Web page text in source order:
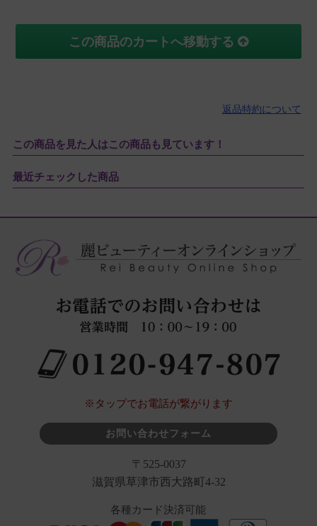
この商品のカートへ移動する
返品特約について
この商品を見た人はこの商品も見ています！
最近チェックした商品
※タップでお電話が繋がります
お問い合わせフォーム
〒525-0037
滋賀県草津市西大路町4-32
各種カード決済可能